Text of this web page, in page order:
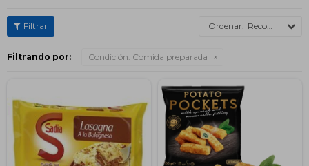
Recomendados
Filtrando por: Condición: Comida preparada